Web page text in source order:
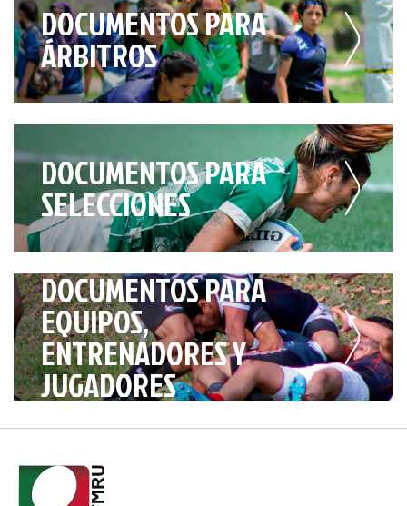
DOCUMENTOS PARA
ÁRBITROS
DOCUMENTOS PARA
SELECCIONES
DOCUMENTOS PARA
EQUIPOS,
ENTRENADORES Y
JUGADORES